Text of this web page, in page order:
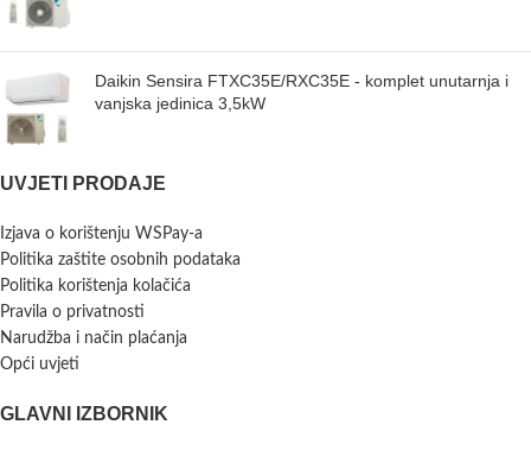
Daikin Sensira FTXC35E/RXC35E - komplet unutarnja i
vanjska jedinica 3,5kW
UVJETI PRODAJE
Izjava o korištenju WSPay-a
Politika zaštite osobnih podataka
Politika korištenja kolačića
Pravila o privatnosti
Narudžba i način plaćanja
Opći uvjeti
GLAVNI IZBORNIK